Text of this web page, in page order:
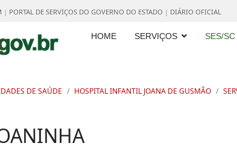
| PORTAL DE SERVIÇOS DO GOVERNO DO ESTADO | DIÁRIO OFICIAL
HOME SERVIÇOS SES/SC
DE SAÚDE HOSPITAL INFANTIL JOANA DE GUSMÃO